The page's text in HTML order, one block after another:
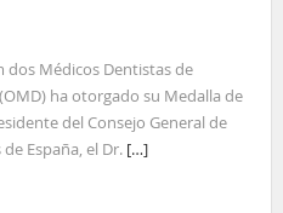
dos Médicos Dentistas de
ha otorgado su Medalla de
del Consejo General de
España, el Dr. […]